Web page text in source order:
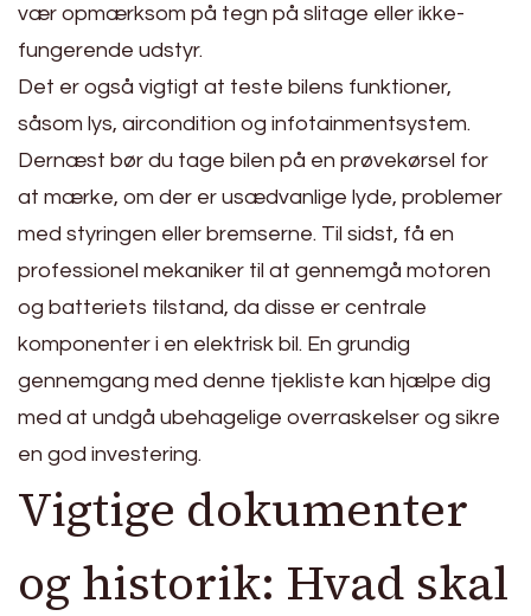
vær opmærksom på tegn på slitage eller ikke-
fungerende udstyr.
Det er også vigtigt at teste bilens funktioner,
såsom lys, aircondition og infotainmentsystem.
Dernæst bør du tage bilen på en prøvekørsel for
at mærke, om der er usædvanlige lyde, problemer
med styringen eller bremserne. Til sidst, få en
professionel mekaniker til at gennemgå motoren
og batteriets tilstand, da disse er centrale
komponenter i en elektrisk bil. En grundig
gennemgang med denne tjekliste kan hjælpe dig
med at undgå ubehagelige overraskelser og sikre
en god investering.
Vigtige dokumenter
og historik: Hvad skal